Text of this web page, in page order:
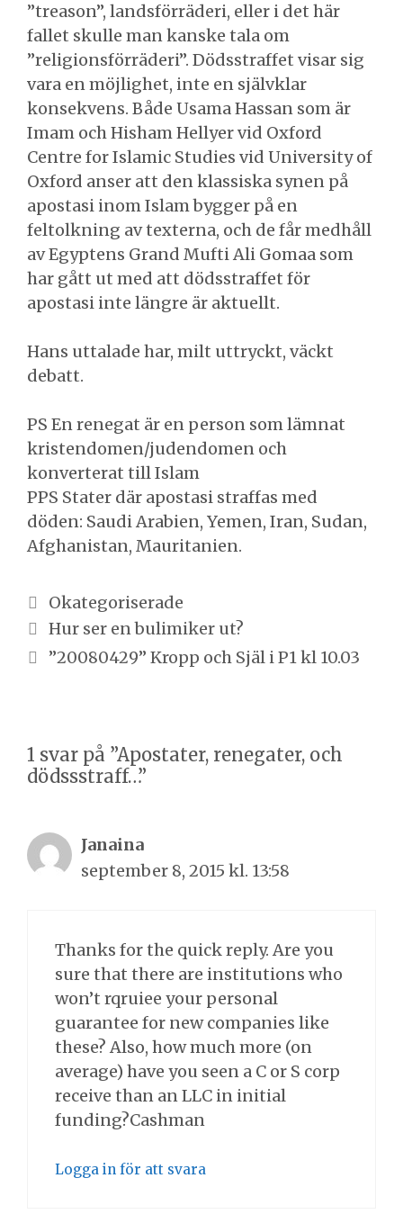
”treason”, landsförräderi, eller i det här
fallet skulle man kanske tala om
”religionsförräderi”. Dödsstraffet visar sig
vara en möjlighet, inte en självklar
konsekvens. Både Usama Hassan som är
Imam och Hisham Hellyer vid Oxford
Centre for Islamic Studies vid University of
Oxford anser att den klassiska synen på
apostasi inom Islam bygger på en
feltolkning av texterna, och de får medhåll
av Egyptens Grand Mufti Ali Gomaa som
har gått ut med att dödsstraffet för
apostasi inte längre är aktuellt.
Hans uttalade har, milt uttryckt, väckt
debatt.
PS En renegat är en person som lämnat
kristendomen/judendomen och
konverterat till Islam
PPS Stater där apostasi straffas med
döden: Saudi Arabien, Yemen, Iran, Sudan,
Afghanistan, Mauritanien.
Kategorier
Okategoriserade
Inläggsnavigering
Hur ser en bulimiker ut?
”20080429” Kropp och Själ i P1 kl 10.03
1 svar på ”Apostater, renegater, och
dödssstraff…”
Janaina
september 8, 2015 kl. 13:58
Thanks for the quick reply. Are you
sure that there are institutions who
won’t rqruiee your personal
guarantee for new companies like
these? Also, how much more (on
average) have you seen a C or S corp
receive than an LLC in initial
funding?Cashman
Logga in för att svara